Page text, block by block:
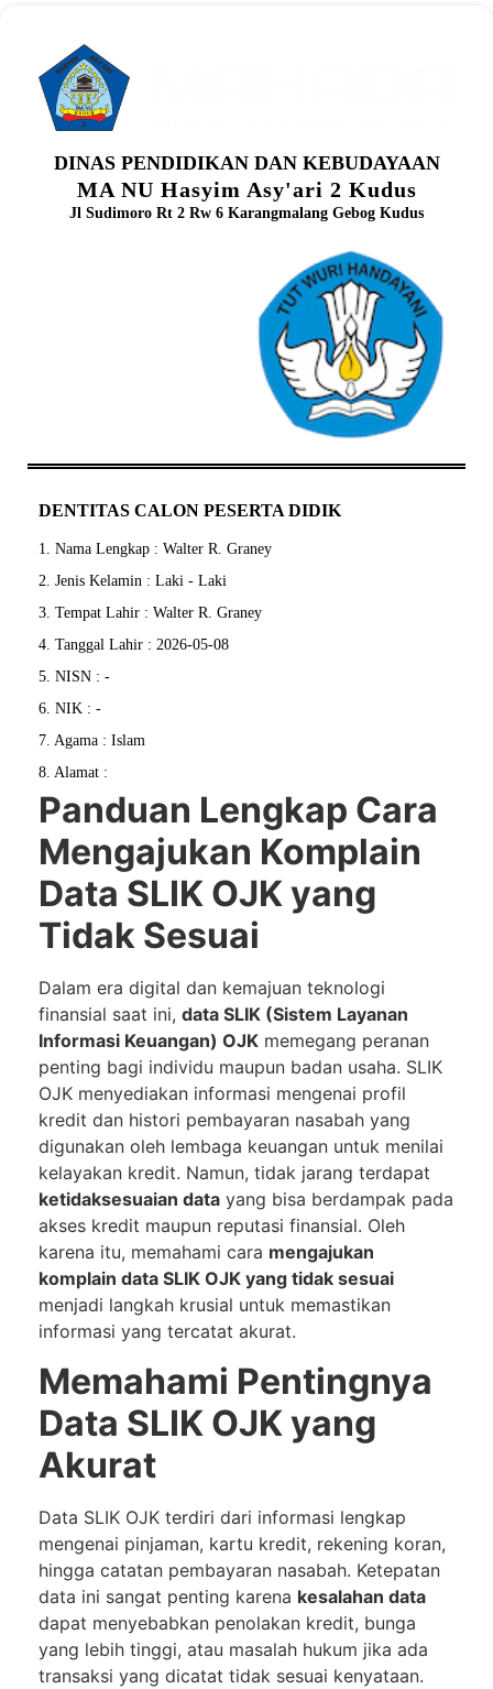
DINAS PENDIDIKAN DAN KEBUDAYAAN
MA NU Hasyim Asy'ari 2 Kudus
Jl Sudimoro Rt 2 Rw 6 Karangmalang Gebog Kudus
DENTITAS CALON PESERTA DIDIK
1. Nama Lengkap : Walter R. Graney
2. Jenis Kelamin : Laki - Laki
3. Tempat Lahir : Walter R. Graney
4. Tanggal Lahir : 2026-05-08
5. NISN : -
6. NIK : -
7. Agama : Islam
8. Alamat :
Panduan Lengkap Cara
Mengajukan Komplain
Data SLIK OJK yang
Tidak Sesuai
Dalam era digital dan kemajuan teknologi
finansial saat ini, data SLIK (Sistem Layanan
Informasi Keuangan) OJK memegang peranan
penting bagi individu maupun badan usaha. SLIK
OJK menyediakan informasi mengenai profil
kredit dan histori pembayaran nasabah yang
digunakan oleh lembaga keuangan untuk menilai
kelayakan kredit. Namun, tidak jarang terdapat
ketidaksesuaian data yang bisa berdampak pada
akses kredit maupun reputasi finansial. Oleh
karena itu, memahami cara mengajukan
komplain data SLIK OJK yang tidak sesuai
menjadi langkah krusial untuk memastikan
informasi yang tercatat akurat.
Memahami Pentingnya
Data SLIK OJK yang
Akurat
Data SLIK OJK terdiri dari informasi lengkap
mengenai pinjaman, kartu kredit, rekening koran,
hingga catatan pembayaran nasabah. Ketepatan
data ini sangat penting karena kesalahan data
dapat menyebabkan penolakan kredit, bunga
yang lebih tinggi, atau masalah hukum jika ada
transaksi yang dicatat tidak sesuai kenyataan.